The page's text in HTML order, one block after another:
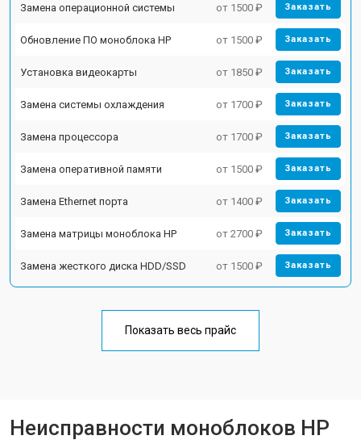
Замена операционной системы от 1500 ₽ Заказать
Обновление ПО моноблока HP от 1500 ₽ Заказать
Установка видеокарты от 1850 ₽ Заказать
Замена системы охлаждения от 1700 ₽ Заказать
Замена процессора от 1700 ₽ Заказать
Замена оперативной памяти от 1500 ₽ Заказать
Замена Ethernet порта от 1400 ₽ Заказать
Замена матрицы моноблока HP от 2700 ₽ Заказать
Замена жесткого диска HDD/SSD от 1500 ₽ Заказать
Показать весь прайс
Неисправности моноблоков HP